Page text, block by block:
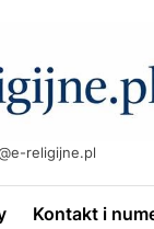
religijne.pl
Kontakt i